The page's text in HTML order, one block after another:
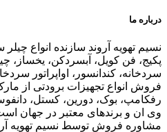
درباره ما
نسیم تهویه آروند سازنده انواع
پکیج، فن کویل، آبسردکن، یخساز،
سردخانه، کندانسور، اواپراتور
فروش انواع تجهیزات برودتی از
رفکامپ، بوک، دورین، کستل،
وی ان و برندهای معتبر در جهان
مشاوره فروش توسط نسیم تهویه